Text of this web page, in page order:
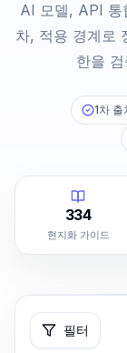
AI 모델, API 통
차, 적용 경계로
한을
1차 출
334
현지화 가이드
필터